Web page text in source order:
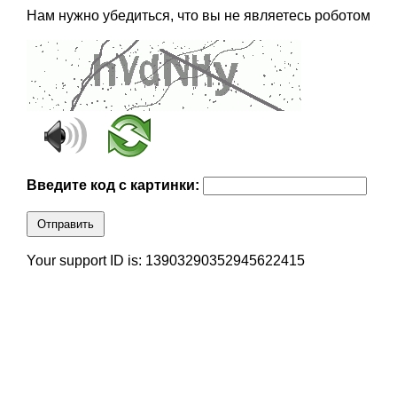
Нам нужно убедиться, что вы не являетесь роботом
Введите код с картинки:
Отправить
Your support ID is: 13903290352945622415